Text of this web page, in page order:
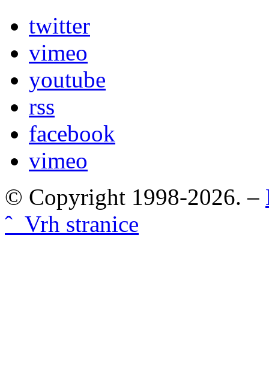
twitter
vimeo
youtube
rss
facebook
vimeo
© Copyright 1998-2026. –
ˆ Vrh stranice